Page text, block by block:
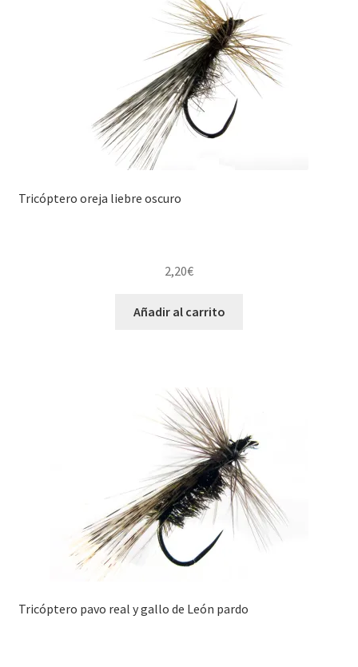
Tricóptero oreja liebre oscuro
2,20€
Añadir al carrito
Tricóptero pavo real y gallo de León pardo